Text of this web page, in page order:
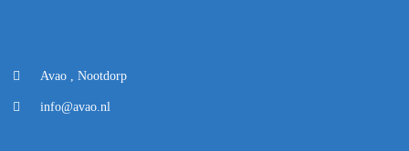
Avao , Nootdorp
info@avao.nl